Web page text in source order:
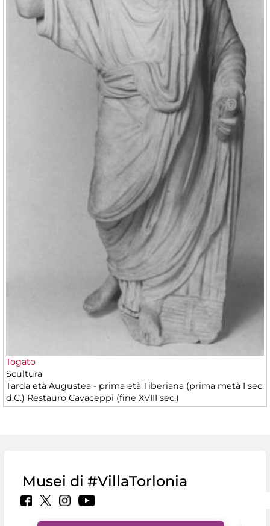
Togato
Scultura
Tarda età Augustea - prima età Tiberiana (prima metà I sec.
d.C.) Restauro Cavaceppi (fine XVIII sec.)
Musei di #VillaTorlonia